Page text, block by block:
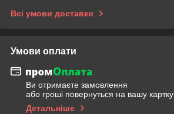
Всі умови доставки
Умови оплати
Ви отримаєте замовлення
або гроші повернуться на вашу картку
Детальніше